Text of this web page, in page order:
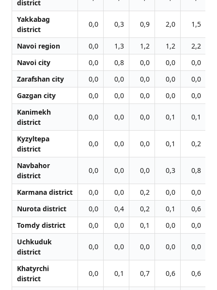
district
Yakkabag
district
0,0 0,3 0,9 2,0 1,5
Navoi region 0,0 1,3 1,2 1,2
2,2
Navoi city
0,0 0,8 0,0 0,0
0,0
Zarafshan city
0,0 0,0 0,0 0,0
0,0
Gazgan city
0,0 0,0 0,0 0,0
0,0
Kanimekh
district
0,0 0,0 0,0 0,1 0,1
Kyzyltepa
district
0,0 0,0 0,0 0,1 0,2
Navbahor
district
0,0 0,0 0,0 0,3 0,8
Karmana district 0,0 0,0 0,2 0,0
0,0
Nurota district
0,0 0,4 0,2 0,1
0,6
Tomdy district
0,0 0,0 0,1 0,0
0,0
Uchkuduk
district
0,0 0,0 0,0 0,0 0,0
Khatyrchi
district
0,0 0,1 0,7 0,6 0,6